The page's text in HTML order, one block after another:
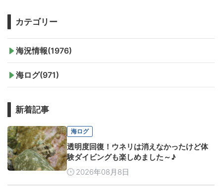
カテゴリー
海況情報(1976)
海ログ(971)
新着記事
海ログ
透明度回復！ウネリは消えなかったけど体
験ダイビングも楽しめました～♪
2026年08月8日